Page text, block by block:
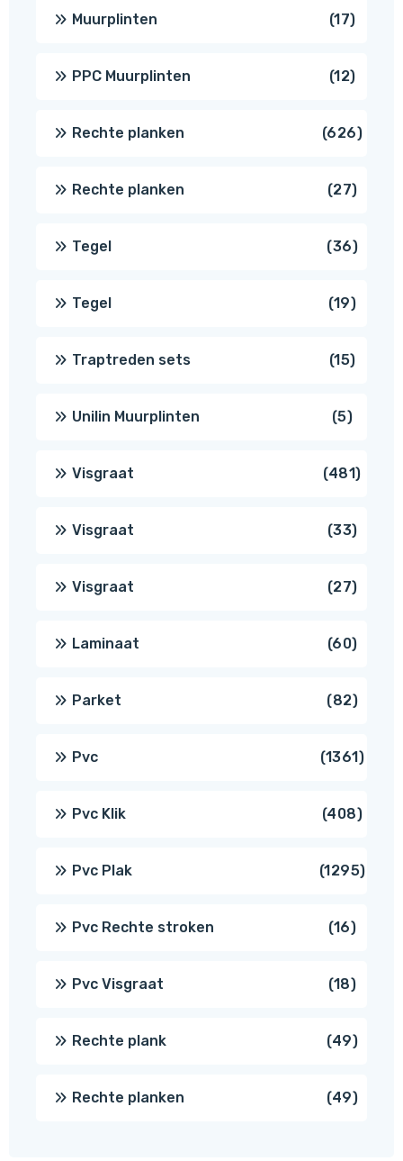
Muurplinten 1717
PPC Muurplinten 1212
Rechte planken 626626
Rechte planken 2727
Tegel 3636
Tegel 1919
Traptreden sets 1515
Unilin Muurplinten 55
Visgraat 481481
Visgraat 3333
Visgraat 2727
Laminaat 6060
Parket 8282
Pvc 13611361
Pvc Klik 408408
Pvc Plak 12951295
Pvc Rechte stroken 1616
Pvc Visgraat 1818
Rechte plank 4949
Rechte planken 4949